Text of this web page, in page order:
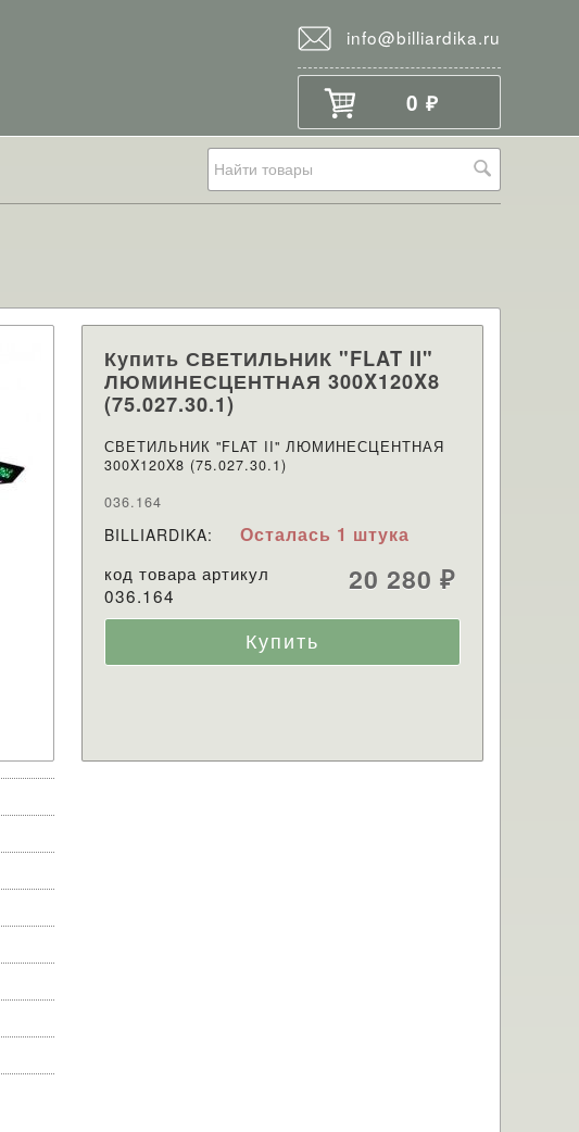
info@billiardika.ru
0 ₽
Купить СВЕТИЛЬНИК "FLAT II"
ЛЮМИНЕСЦЕНТНАЯ 300X120X8
(75.027.30.1)
СВЕТИЛЬНИК "FLAT II" ЛЮМИНЕСЦЕНТНАЯ
300X120X8 (75.027.30.1)
036.164
BILLIARDIKA: Осталась 1 штука
код товара артикул
036.164
20 280 ₽